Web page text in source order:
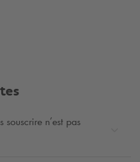
souscrire n’est pas